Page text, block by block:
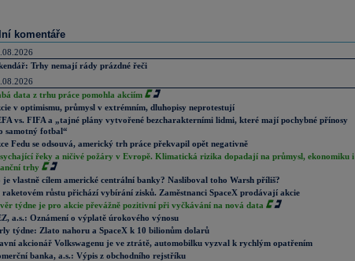
komentáře
Trhy nemají rády prázdné řeči
data z trhu práce pomohla akciím
v optimismu, průmysl v extrémním, dluhopisy neprotestují
vs. FIFA a „tajné plány vytvořené bezcharakterními lidmi, které mají pochybné přínosy
samotný fotbal“
Fedu se odsouvá, americký trh práce překvapil opět negativně
řeky a ničivé požáry v Evropě. Klimatická rizika dopadají na průmysl, ekonomiku i
trhy
je vlastně cílem americké centrální banky? Nasliboval toho Warsh příliš?
raketovém růstu přichází vybírání zisků. Zaměstnanci SpaceX prodávají akcie
týdne je pro akcie převážně pozitivní při vyčkávání na nová data
a.s.: Oznámení o výplatě úrokového výnosu
týdne: Zlato nahoru a SpaceX k 10 bilionům dolarů
akcionář Volkswagenu je ve ztrátě, automobilku vyzval k rychlým opatřením
banka, a.s.: Výpis z obchodního rejstříku